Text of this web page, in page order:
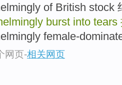
of British stock
burst into tears
female-
网页-相关网页